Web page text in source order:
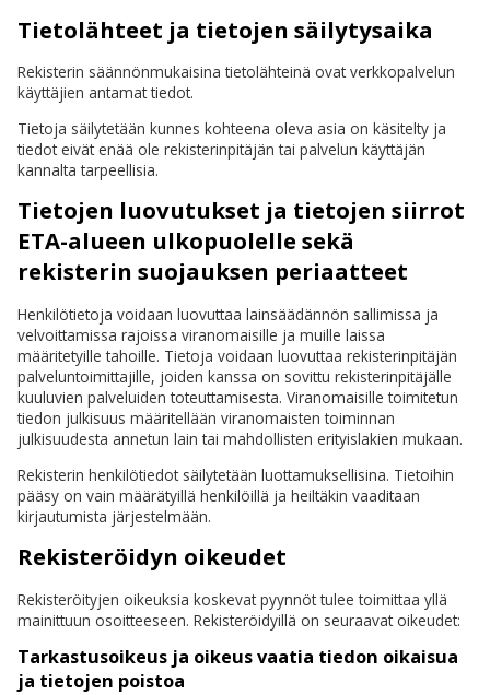
Tietolähteet ja tietojen säilytysaika
Rekisterin säännönmukaisina tietolähteinä ovat verkkopalvelun
käyttäjien antamat tiedot.
Tietoja säilytetään kunnes kohteena oleva asia on käsitelty ja
tiedot eivät enää ole rekisterinpitäjän tai palvelun käyttäjän
kannalta tarpeellisia.
Tietojen luovutukset ja tietojen siirrot
ETA-alueen ulkopuolelle sekä
rekisterin suojauksen periaatteet
Henkilötietoja voidaan luovuttaa lainsäädännön sallimissa ja
velvoittamissa rajoissa viranomaisille ja muille laissa
määritetyille tahoille. Tietoja voidaan luovuttaa rekisterinpitäjän
palveluntoimittajille, joiden kanssa on sovittu rekisterinpitäjälle
kuuluvien palveluiden toteuttamisesta. Viranomaisille toimitetun
tiedon julkisuus määritellään viranomaisten toiminnan
julkisuudesta annetun lain tai mahdollisten erityislakien mukaan.
Rekisterin henkilötiedot säilytetään luottamuksellisina. Tietoihin
pääsy on vain määrätyillä henkilöillä ja heiltäkin vaaditaan
kirjautumista järjestelmään.
Rekisteröidyn oikeudet
Rekisteröityjen oikeuksia koskevat pyynnöt tulee toimittaa yllä
mainittuun osoitteeseen. Rekisteröidyillä on seuraavat oikeudet:
Tarkastusoikeus ja oikeus vaatia tiedon oikaisua
ja tietojen poistoa